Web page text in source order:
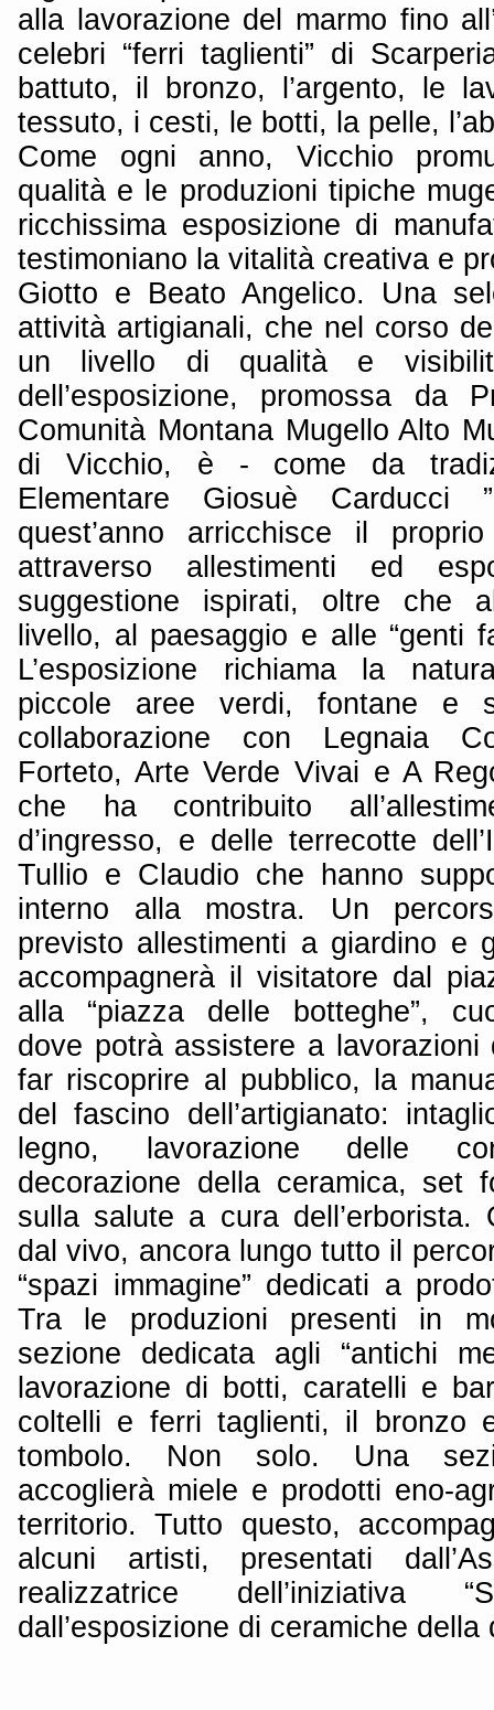
alla lavorazione del marmo fino
celebri “ferri taglienti” di
battuto, il bronzo, l’argento, le
tessuto, i cesti, le botti, la pelle,
Come ogni anno, Vicchio
qualità e le produzioni tipiche
ricchissima esposizione di
testimoniano la vitalità creativa e
Giotto e Beato Angelico. Una
attività artigianali, che nel corso
un livello di qualità e
dell’esposizione, promossa da
Comunità Montana Mugello Alto
di Vicchio, è - come da
Elementare Giosuè
quest’anno arricchisce il
attraverso allestimenti ed
suggestione ispirati, oltre che
livello, al paesaggio e alle “genti
L’esposizione richiama la
piccole aree verdi, fontane e
collaborazione con Legnaia
Forteto, Arte Verde Vivai e A
che ha contribuito
d’ingresso, e delle terrecotte
Tullio e Claudio che hanno
interno alla mostra. Un
previsto allestimenti a giardino e
accompagnerà il visitatore dal
alla “piazza delle botteghe”,
dove potrà assistere a
far riscoprire al pubblico, la
del fascino dell’artigianato:
legno, lavorazione delle
decorazione della ceramica, set
sulla salute a cura dell’erborista.
dal vivo, ancora lungo tutto il
“spazi immagine” dedicati a
Tra le produzioni presenti in
sezione dedicata agli “antichi
lavorazione di botti, caratelli e
coltelli e ferri taglienti, il bronzo
tombolo. Non solo. Una
accoglierà miele e prodotti eno-
territorio. Tutto questo,
alcuni artisti, presentati
realizzatrice dell’iniziativa
dall’esposizione di ceramiche